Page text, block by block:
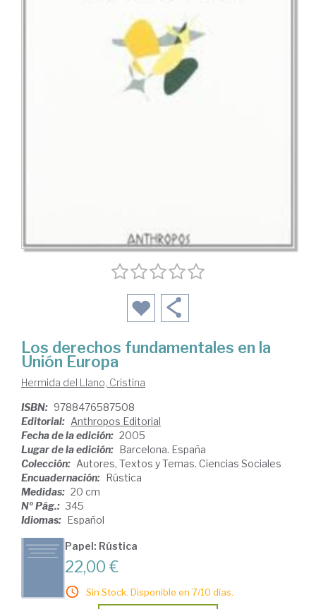
Los derechos fundamentales en la
Unión Europa
Hermida del Llano, Cristina
ISBN: 9788476587508
Editorial: Anthropos Editorial
Fecha de la edición: 2005
Lugar de la edición: Barcelona. España
Colección: Autores, Textos y Temas. Ciencias Sociales
Encuadernación: Rústica
Medidas: 20 cm
Nº Pág.: 345
Idiomas: Español
Papel: Rústica
22,00 €
Sin Stock. Disponible en 7/10 días.